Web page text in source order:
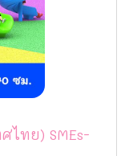
ไทย) SMEs-